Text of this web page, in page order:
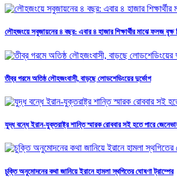
লৌহজংয়ে সবুজায়নের ৪ বছর: এবার ৪ হাজার শিক্ষার্থীর মাঝে ফলজ বৃক্ষ
তীব্র গরমে অতিষ্ঠ লৌহজংবাসী, বাড়ছে লোডশেডিংয়ের দুর্ভোগ
যুদ্ধ বন্ধে ইরান-যুক্তরাষ্ট্র শান্তি স্মারক রোববার সই হতে পারে
চুক্তি অনুমোদনের কথা জানিয়ে ইরানে হামলা স্থগিতের ঘোষণা ট্রাম্পের